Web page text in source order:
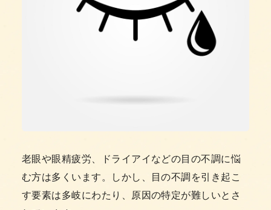
老眼や眼精疲労、ドライアイなどの目の不調に悩
む方は多くいます。しかし、目の不調を引き起こ
す要素は多岐にわたり、原因の特定が難しいとさ